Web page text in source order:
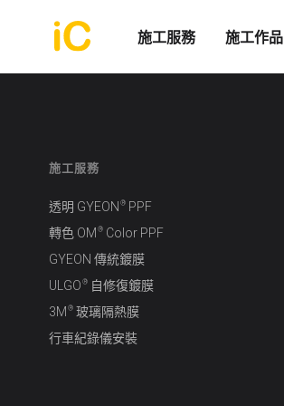
施工服務 施工作品
施工服務
透明 GYEON ®PPF
轉色 OM ®Color PPF
GYEON 傳統鍍膜
ULGO ®自修復鍍膜
3M ®玻璃隔熱膜
行車紀錄儀安裝